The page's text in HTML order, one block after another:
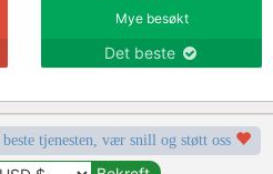
Mye besøkt
Det beste
tjenesten, vær snill og støtt oss